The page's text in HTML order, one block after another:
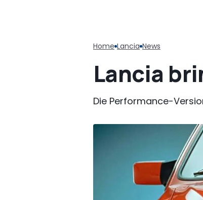
Home Lancia News
Lancia
Die Performance-